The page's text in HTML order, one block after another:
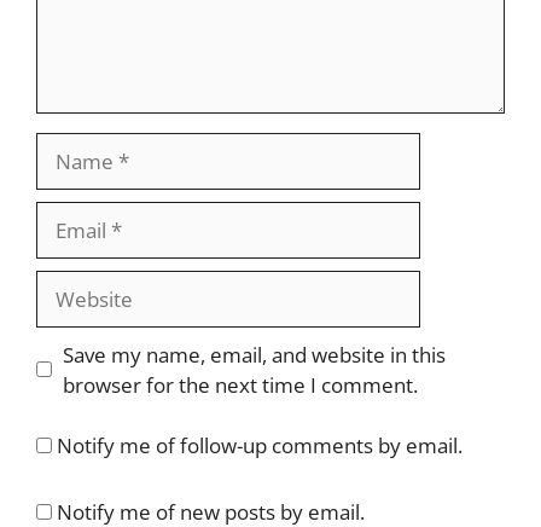
Website
Save my name, email, and website in this
browser for the next time I comment.
Notify me of follow-up comments by email.
Notify me of new posts by email.